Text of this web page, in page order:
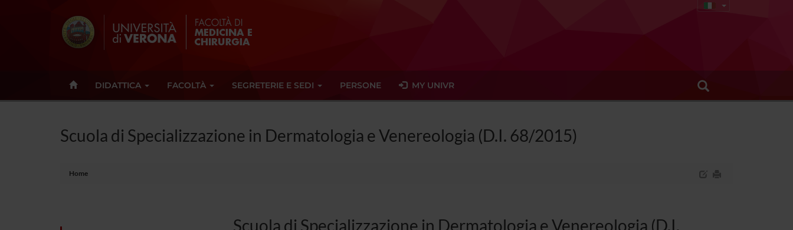
DIDATTICA FACOLTÀ SEGRETERIE E SEDI PERSONE MY UNIVR
Scuola di Specializzazione in Dermatologia e Venereologia (D.I. 68/2015)
Home
Scuola di Specializzazione in Dermatologia e Venereologia (D.I.